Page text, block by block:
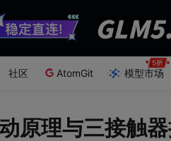
社区 AtomGit 模型市场
原理与三接触